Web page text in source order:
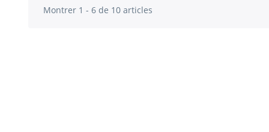
Montrer 1 - 6 de 10 articles